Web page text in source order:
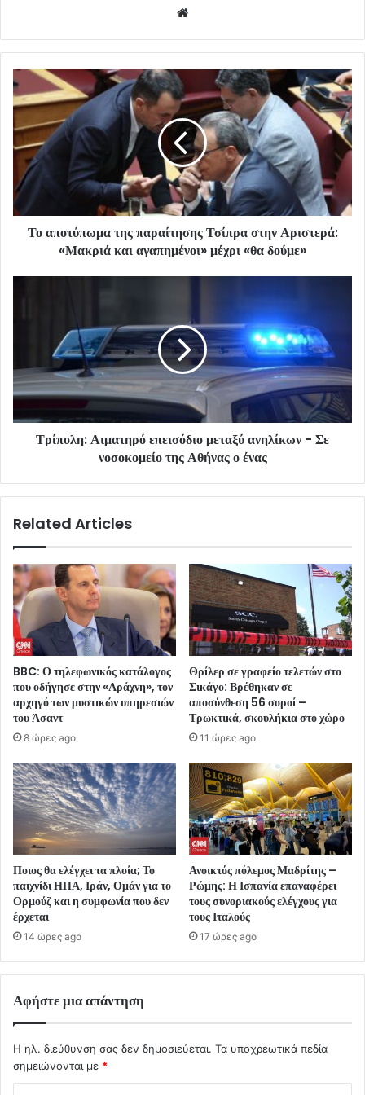
Το αποτύπωμα της παραίτησης Τσίπρα στην Αριστερά:
«Μακριά και αγαπημένοι» μέχρι «θα δούμε»
Τρίπολη: Αιματηρό επεισόδιο μεταξύ ανηλίκων - Σε
νοσοκομείο της Αθήνας ο ένας
Related Articles
BBC: Ο τηλεφωνικός κατάλογος
που οδήγησε στην «Αράχνη», τον
αρχηγό των μυστικών υπηρεσιών
του Άσαντ
8 ώρες ago
Θρίλερ σε γραφείο τελετών στο
Σικάγο: Βρέθηκαν σε
αποσύνθεση 56 σοροί –
Τρωκτικά, σκουλήκια στο χώρο
11 ώρες ago
Ποιος θα ελέγχει τα πλοία; Το
παιχνίδι ΗΠΑ, Ιράν, Ομάν για το
Ορμούζ και η συμφωνία που δεν
έρχεται
14 ώρες ago
Ανοικτός πόλεμος Μαδρίτης –
Ρώμης: Η Ισπανία επαναφέρει
τους συνοριακούς ελέγχους για
τους Ιταλούς
17 ώρες ago
Αφήστε μια απάντηση
Η ηλ. διεύθυνση σας δεν δημοσιεύεται. Τα υποχρεωτικά πεδία
σημειώνονται με *